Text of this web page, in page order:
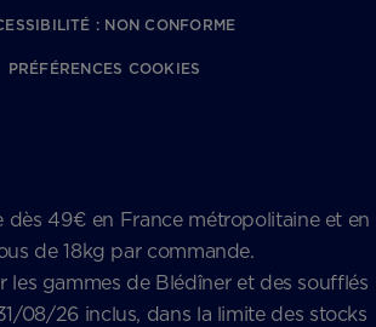
: NON CONFORME
PRÉFÉRENCES COOKIES
dès 49€ en France métropolitaine et en
de 18kg par commande.
les gammes de Blédîner et des soufflés
08/26 inclus, dans la limite des stocks